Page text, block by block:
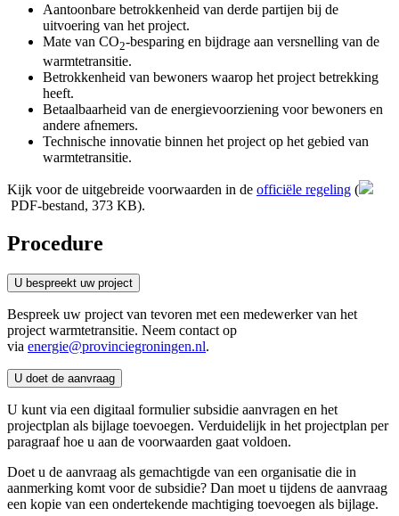
Aantoonbare betrokkenheid van derde partijen bij de
uitvoering van het project.
Mate van CO2-besparing en bijdrage aan versnelling van de
warmtetransitie.
Betrokkenheid van bewoners waarop het project betrekking
heeft.
Betaalbaarheid van de energievoorziening voor bewoners en
andere afnemers.
Technische innovatie binnen het project op het gebied van
warmtetransitie.
Kijk voor de uitgebreide voorwaarden in de officiële regeling (
PDF-bestand, 373 KB).
Procedure
U bespreekt uw project
Bespreek uw project van tevoren met een medewerker van het
project warmtetransitie. Neem contact op
via energie@provinciegroningen.nl.
U doet de aanvraag
U kunt via een digitaal formulier subsidie aanvragen en het
projectplan als bijlage toevoegen. Verduidelijk in het projectplan per
paragraaf hoe u aan de voorwaarden gaat voldoen.
Doet u de aanvraag als gemachtigde van een organisatie die in
aanmerking komt voor de subsidie? Dan moet u tijdens de aanvraag
een kopie van een ondertekende machtiging toevoegen als bijlage.